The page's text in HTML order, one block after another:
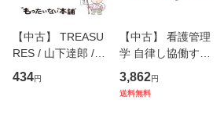
【中古】 TREASU
RES / 山下達郎 /
イーストウエス
ト・ジャパン [CD]
434円
【中古】 看護管理
学 自律し協働する
専門職の看護マネ
ジメントスキル 改
3,862円
送料無料